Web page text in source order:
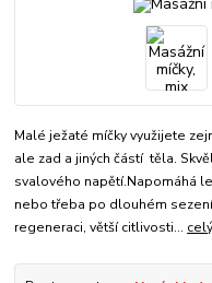
Malé ježaté míčky využijete
ale zad a jiných částí těla.
svalového napětí.Napomáhá
nebo třeba po dlouhém
regeneraci, větší citlivosti...